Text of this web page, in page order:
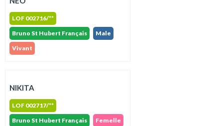
LOF 002716/**
Bruno St Hubert Français
Male
Vivant
NIKITA
LOF 002717/**
Bruno St Hubert Français
Femelle